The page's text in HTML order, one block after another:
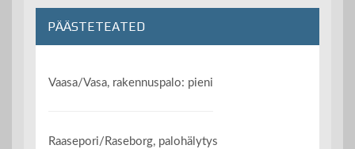
PÄÄSTETEATED
Vaasa/Vasa, rakennuspalo: pieni
Raasepori/Raseborg, palohälytys